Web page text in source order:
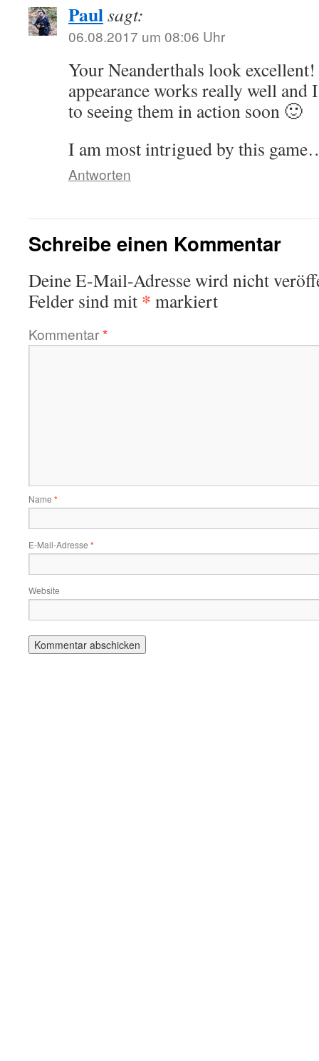
Paulsagt:
06.08.2017 um 08:06 Uhr
Your Neanderthals look
appearance works really well
to seeing them in action soon 🙂
I am most intrigued by this
Antworten
Schreibe einen Kommentar
Deine E-Mail-Adresse wird nicht
Felder sind mit * markiert
Kommentar*
Name *
E-Mail-Adresse *
Website